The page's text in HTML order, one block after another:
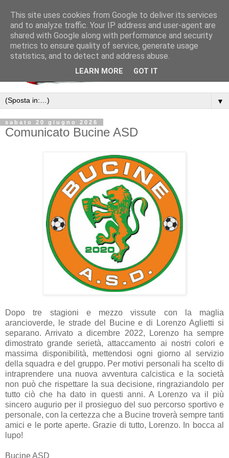
▼
sabato 20 giugno 2026
Comunicato Bucine ASD
Dopo tre stagioni e mezzo vissute con la maglia
arancioverde, le strade del Bucine e di Lorenzo Aglietti si
separano. Arrivato a dicembre 2022, Lorenzo ha sempre
dimostrato grande serietà, attaccamento ai nostri colori e
massima disponibilità, mettendosi ogni giorno al servizio
della squadra e del gruppo. Per motivi personali ha scelto di
intraprendere una nuova avventura calcistica e la società
non può che rispettare la sua decisione, ringraziandolo per
tutto ciò che ha dato in questi anni. A Lorenzo va il più
sincero augurio per il prosieguo del suo percorso sportivo e
personale, con la certezza che a Bucine troverà sempre tanti
amici e le porte aperte. Grazie di tutto, Lorenzo. In bocca al
lupo!
Bucine ASD
This site uses cookies from Google to deliver its services
and to analyze traffic. Your IP address and user-agent are
shared with Google along with performance and security
metrics to ensure quality of service, generate usage
statistics, and to detect and address abuse.
LEARN MORE GOT IT